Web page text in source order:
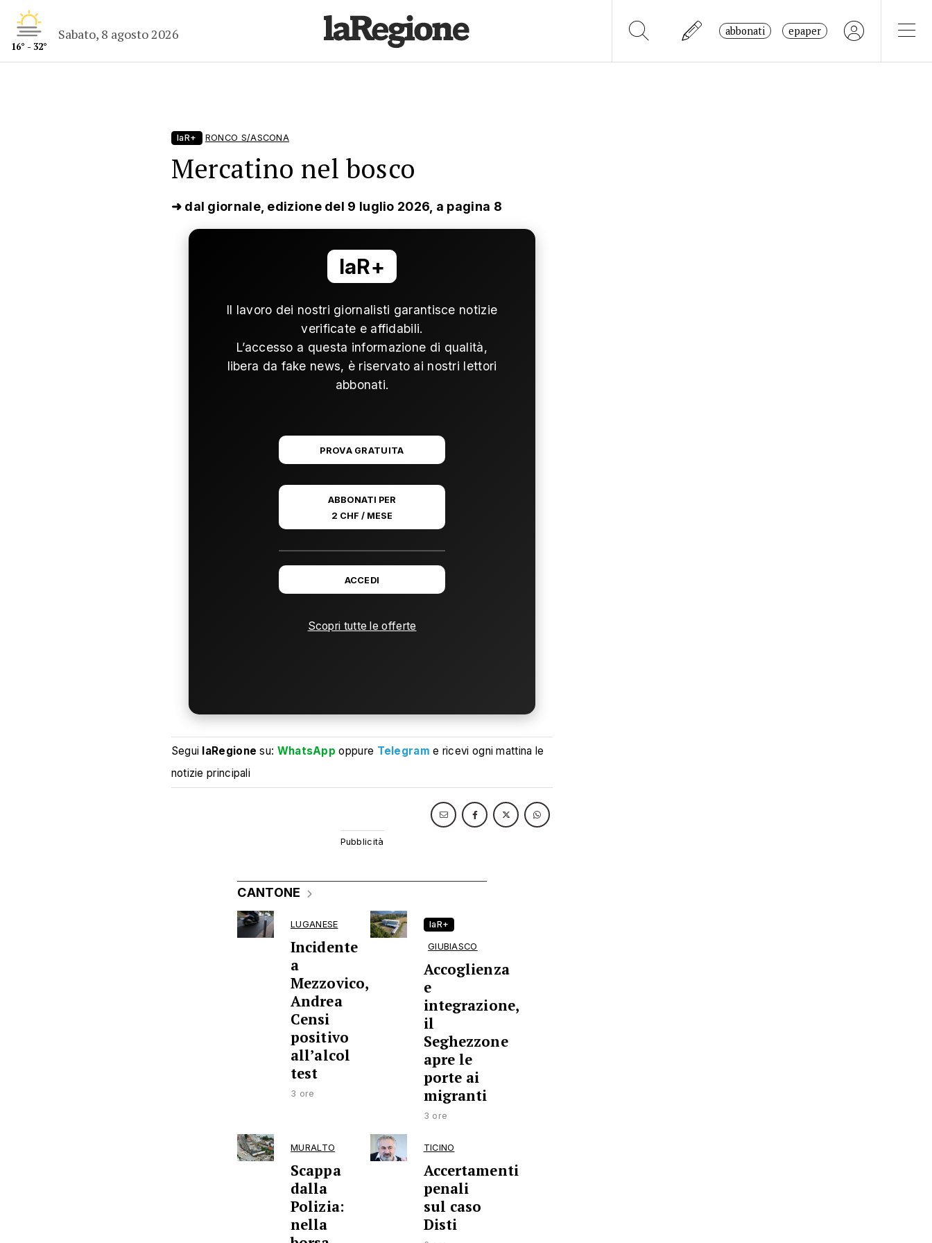
16° - 32°
Sabato, 8 agosto 2026 abbonati epaper
laR+ RONCO S/ASCONA
Mercatino nel bosco
➜ dal giornale, edizione del 9 luglio 2026, a pagina 8
laR+
Il lavoro dei nostri giornalisti garantisce notizie
verificate e affidabili.
L’accesso a questa informazione di qualità,
libera da fake news, è riservato ai nostri lettori
abbonati.
PROVA GRATUITA
ABBONATI PER
2 CHF / MESE
ACCEDI
Scopri tutte le offerte
Segui laRegione su: WhatsApp oppure Telegram e ricevi ogni mattina le
notizie principali
CANTONE
LUGANESE
Incidente
a
Mezzovico,
Andrea
Censi
positivo
all’alcol
test
3 ore
laR+
GIUBIASCO
Accoglienza
e
integrazione,
il
Seghezzone
apre le
porte ai
migranti
3 ore
MURALTO
Scappa
dalla
Polizia:
nella
TICINO
Accertamenti
penali
sul caso
Disti